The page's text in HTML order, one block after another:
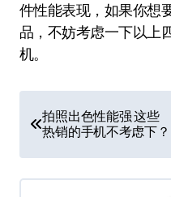
件性能表现，如果你想
品，不妨考虑一下以上
机。
章
导
航
拍照出色性能强 这些
热销的手机不考虑下？